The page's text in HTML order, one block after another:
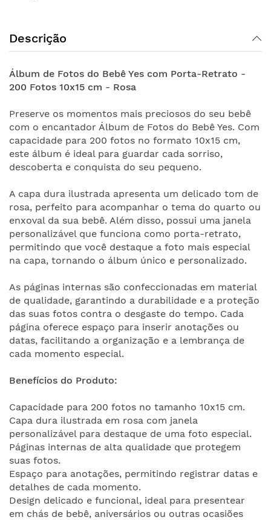
Descrição
Álbum de Fotos do Bebê Yes com Porta-Retrato -
200 Fotos 10x15 cm - Rosa
Preserve os momentos mais preciosos do seu bebê
com o encantador Álbum de Fotos do Bebê Yes. Com
capacidade para 200 fotos no formato 10x15 cm,
este álbum é ideal para guardar cada sorriso,
descoberta e conquista do seu pequeno.
A capa dura ilustrada apresenta um delicado tom de
rosa, perfeito para acompanhar o tema do quarto ou
enxoval da sua bebê. Além disso, possui uma janela
personalizável que funciona como porta-retrato,
permitindo que você destaque a foto mais especial
na capa, tornando o álbum único e personalizado.
As páginas internas são confeccionadas em material
de qualidade, garantindo a durabilidade e a proteção
das suas fotos contra o desgaste do tempo. Cada
página oferece espaço para inserir anotações ou
datas, facilitando a organização e a lembrança de
cada momento especial.
Benefícios do Produto:
Capacidade para 200 fotos no tamanho 10x15 cm.
Capa dura ilustrada em rosa com janela
personalizável para destaque de uma foto especial.
Páginas internas de alta qualidade que protegem
suas fotos.
Espaço para anotações, permitindo registrar datas e
detalhes de cada momento.
Design delicado e funcional, ideal para presentear
em chás de bebê, aniversários ou outras ocasiões